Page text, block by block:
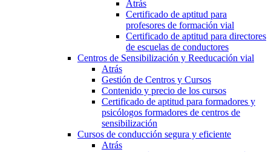
Atrás
Certificado de aptitud para
profesores de formación vial
Certificado de aptitud para directores
de escuelas de conductores
Centros de Sensibilización y Reeducación vial
Atrás
Gestión de Centros y Cursos
Contenido y precio de los cursos
Certificado de aptitud para formadores y
psicólogos formadores de centros de
sensibilización
Cursos de conducción segura y eficiente
Atrás